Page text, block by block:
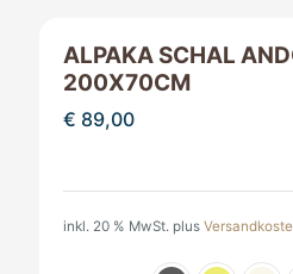
ALPAKA SCHAL
200X70CM
€ 89,00
inkl. 20 % MwSt. plus